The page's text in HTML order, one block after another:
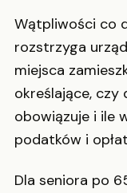
Wątpliwości co
rozstrzyga
miejsca
określające, czy
obowiązuje i ile
podatków i
Dla seniora po